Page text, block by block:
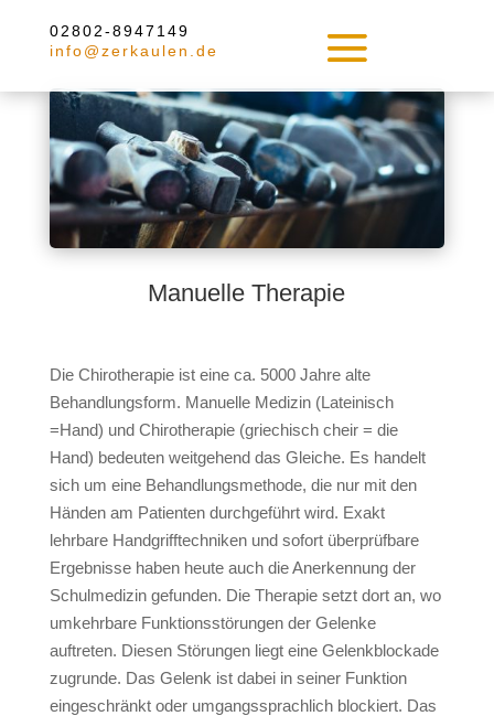
02802-8947149
info@zerkaulen.de
Manuelle Therapie
Die Chirotherapie ist eine ca. 5000 Jahre alte
Behandlungsform. Manuelle Medizin (Lateinisch
=Hand) und Chirotherapie (griechisch cheir = die
Hand) bedeuten weitgehend das Gleiche. Es handelt
sich um eine Behandlungsmethode, die nur mit den
Händen am Patienten durchgeführt wird. Exakt
lehrbare Handgrifftechniken und sofort überprüfbare
Ergebnisse haben heute auch die Anerkennung der
Schulmedizin gefunden. Die Therapie setzt dort an, wo
umkehrbare Funktionsstörungen der Gelenke
auftreten. Diesen Störungen liegt eine Gelenkblockade
zugrunde. Das Gelenk ist dabei in seiner Funktion
eingeschränkt oder umgangssprachlich blockiert. Das